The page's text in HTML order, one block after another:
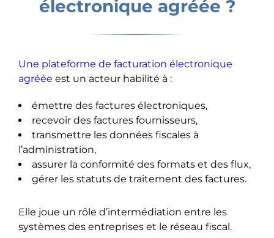
électronique agréée ?
Une plateforme de facturation électronique
agréée est un acteur habilité à :
émettre des factures électroniques,
recevoir des factures fournisseurs,
transmettre les données fiscales à
l’administration,
assurer la conformité des formats et des flux,
gérer les statuts de traitement des factures.
Elle joue un rôle d’intermédiation entre les
systèmes des entreprises et le réseau fiscal.